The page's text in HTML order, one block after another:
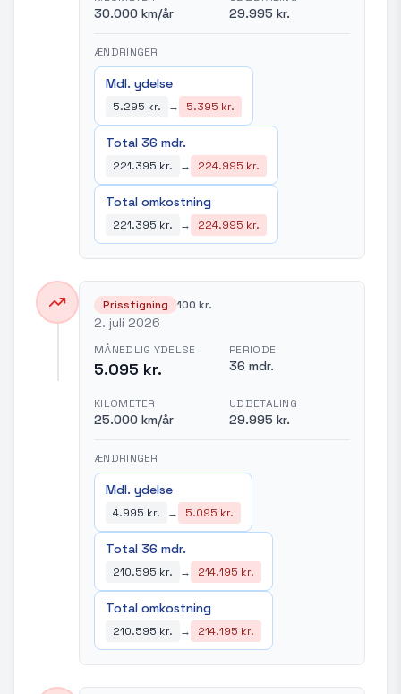
30.000 km/år 29.995 kr.
ÆNDRINGER
Mdl. ydelse
5.295 kr. → 5.395 kr.
Total 36 mdr.
221.395 kr. → 224.995 kr.
Total omkostning
221.395 kr. → 224.995 kr.
Prisstigning 100 kr.
2. juli 2026
MÅNEDLIG YDELSE
5.095 kr.
PERIODE
36 mdr.
KILOMETER
25.000 km/år
UDBETALING
29.995 kr.
ÆNDRINGER
Mdl. ydelse
4.995 kr. → 5.095 kr.
Total 36 mdr.
210.595 kr. → 214.195 kr.
Total omkostning
210.595 kr. → 214.195 kr.